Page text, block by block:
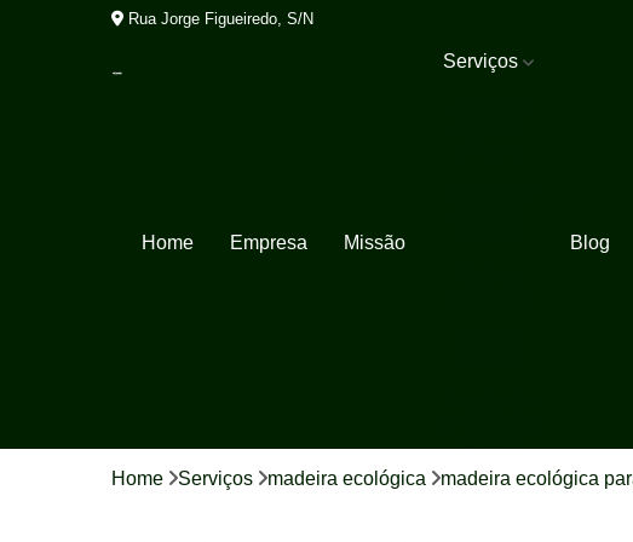
Rua Jorge Figueiredo, S/N
Home Empresa Missão
Serviços
plástica
Porta pallet
Blog
Home Serviços madeira ecológica madeira ecológica